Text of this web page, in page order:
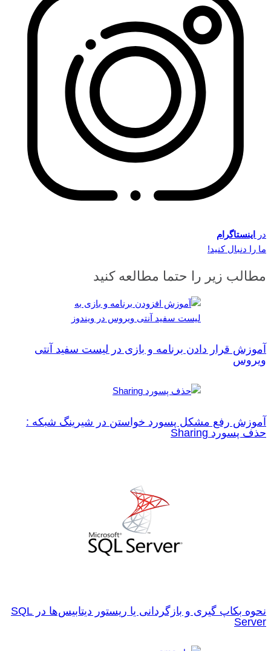
در
اینستاگرام
ما را دنبال کنید!
مطالب زیر را حتما مطالعه کنید
آموزش قرار دادن برنامه و بازی در لیست سفید آنتی‌
ویروس
آموزش رفع مشکل پسورد خواستن در شیرینگ شبکه :
حذف پسورد Sharing
نحوه بکاپ گیری و بازگردانی یا ریستور دیتابیس‌ها در SQL
Server